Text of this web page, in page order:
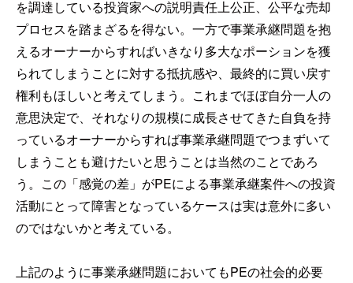
を調達している投資家への説明責任上公正、公平な売却
プロセスを踏まざるを得ない。一方で事業承継問題を抱
えるオーナーからすればいきなり多大なポーションを獲
られてしまうことに対する抵抗感や、最終的に買い戻す
権利もほしいと考えてしまう。これまでほぼ自分一人の
意思決定で、それなりの規模に成長させてきた自負を持
っているオーナーからすれば事業承継問題でつまずいて
しまうことも避けたいと思うことは当然のことであろ
う。この「感覚の差」がPEによる事業承継案件への投資
活動にとって障害となっているケースは実は意外に多い
のではないかと考えている。
上記のように事業承継問題においてもPEの社会的必要